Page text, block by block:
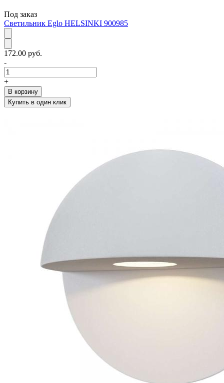
Под заказ
Светильник Eglo HELSINKI 900985
172.00 руб.
-
+
В корзину
Купить в один клик